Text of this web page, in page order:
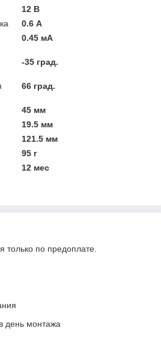
12 В
0.6 А
0.45 мА
-35 град.
66 град.
45 мм
19.5 мм
121.5 мм
95 г
12 мес
только по предоплате.
день монтажа